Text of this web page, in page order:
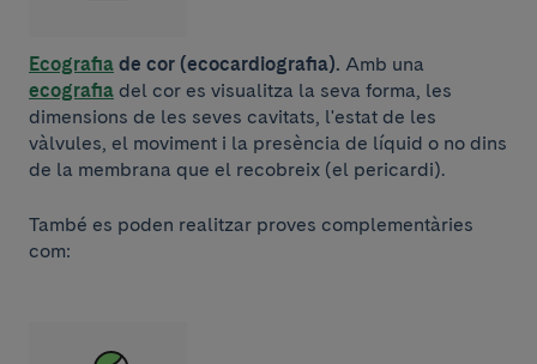
Ecografia de cor (ecocardiografia). Amb una
ecografia del cor es visualitza la seva forma, les
dimensions de les seves cavitats, l'estat de les
vàlvules, el moviment i la presència de líquid o no dins
de la membrana que el recobreix (el pericardi).
També es poden realitzar proves complementàries
com: